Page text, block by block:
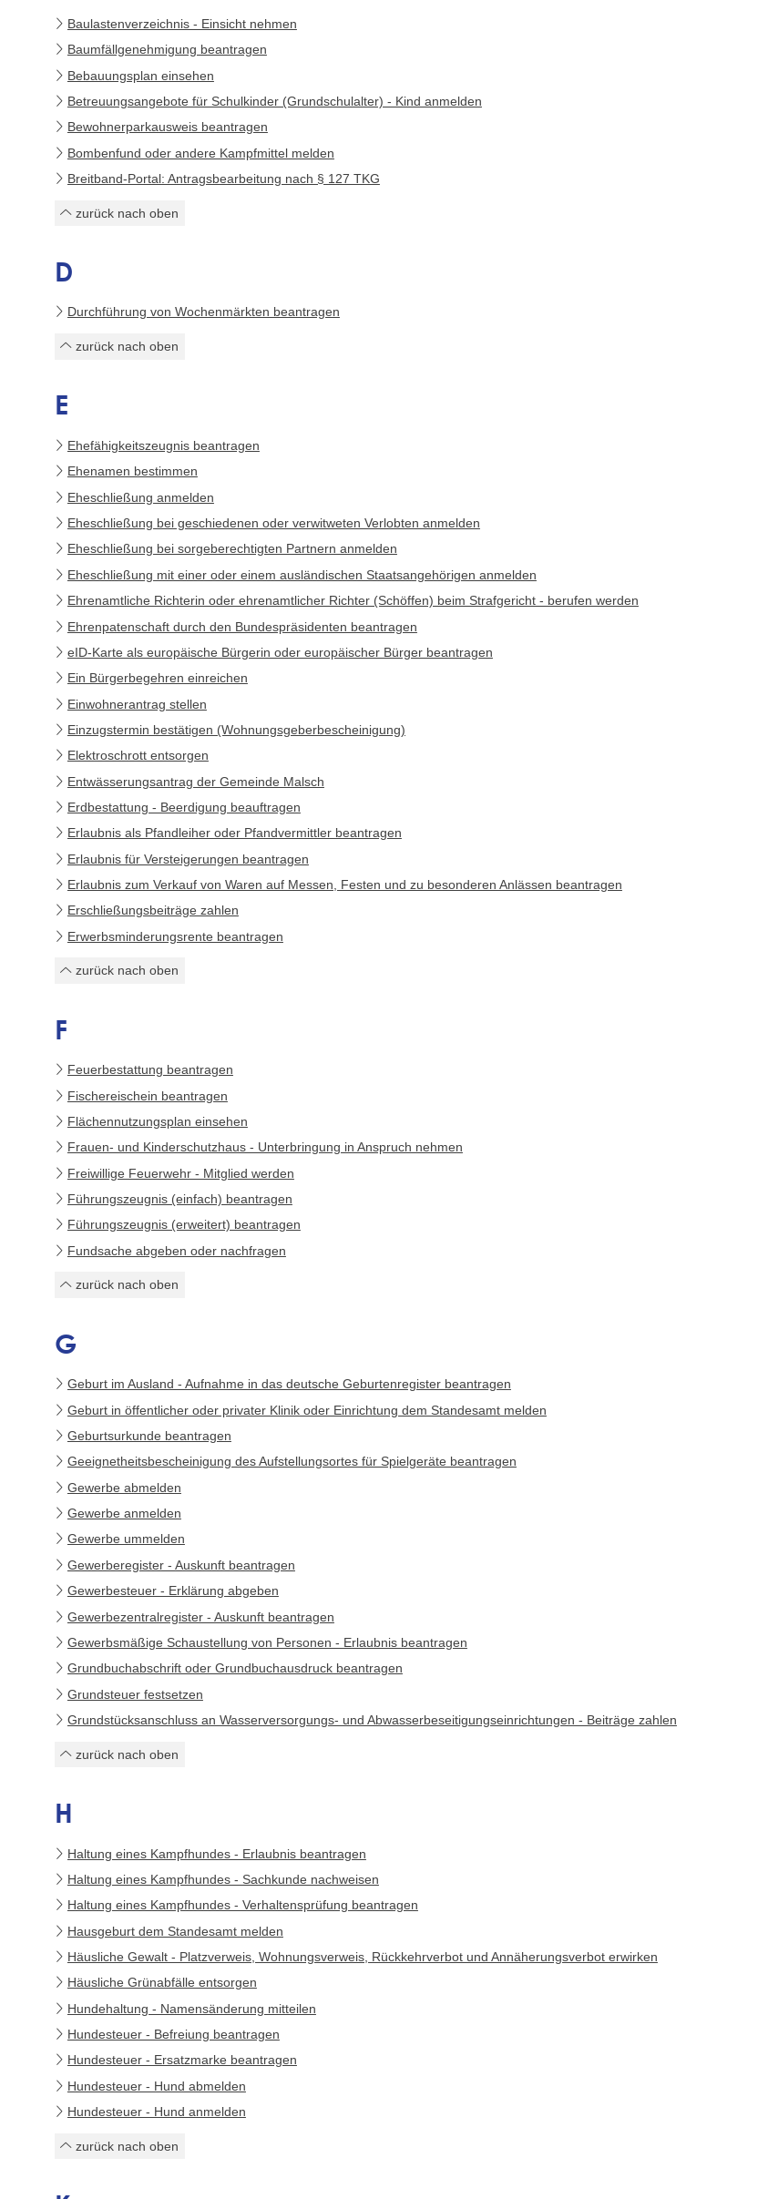
Baulastenverzeichnis - Einsicht nehmen
Baumfällgenehmigung beantragen
Bebauungsplan einsehen
Betreuungsangebote für Schulkinder (Grundschulalter) - Kind anmelden
Bewohnerparkausweis beantragen
Bombenfund oder andere Kampfmittel melden
Breitband-Portal: Antragsbearbeitung nach § 127 TKG
zurück nach oben
D
Durchführung von Wochenmärkten beantragen
zurück nach oben
E
Ehefähigkeitszeugnis beantragen
Ehenamen bestimmen
Eheschließung anmelden
Eheschließung bei geschiedenen oder verwitweten Verlobten anmelden
Eheschließung bei sorgeberechtigten Partnern anmelden
Eheschließung mit einer oder einem ausländischen Staatsangehörigen anmelden
Ehrenamtliche Richterin oder ehrenamtlicher Richter (Schöffen) beim Strafgericht - berufen werden
Ehrenpatenschaft durch den Bundespräsidenten beantragen
eID-Karte als europäische Bürgerin oder europäischer Bürger beantragen
Ein Bürgerbegehren einreichen
Einwohnerantrag stellen
Einzugstermin bestätigen (Wohnungsgeberbescheinigung)
Elektroschrott entsorgen
Entwässerungsantrag der Gemeinde Malsch
Erdbestattung - Beerdigung beauftragen
Erlaubnis als Pfandleiher oder Pfandvermittler beantragen
Erlaubnis für Versteigerungen beantragen
Erlaubnis zum Verkauf von Waren auf Messen, Festen und zu besonderen Anlässen beantragen
Erschließungsbeiträge zahlen
Erwerbsminderungsrente beantragen
zurück nach oben
F
Feuerbestattung beantragen
Fischereischein beantragen
Flächennutzungsplan einsehen
Frauen- und Kinderschutzhaus - Unterbringung in Anspruch nehmen
Freiwillige Feuerwehr - Mitglied werden
Führungszeugnis (einfach) beantragen
Führungszeugnis (erweitert) beantragen
Fundsache abgeben oder nachfragen
zurück nach oben
G
Geburt im Ausland - Aufnahme in das deutsche Geburtenregister beantragen
Geburt in öffentlicher oder privater Klinik oder Einrichtung dem Standesamt melden
Geburtsurkunde beantragen
Geeignetheitsbescheinigung des Aufstellungsortes für Spielgeräte beantragen
Gewerbe abmelden
Gewerbe anmelden
Gewerbe ummelden
Gewerberegister - Auskunft beantragen
Gewerbesteuer - Erklärung abgeben
Gewerbezentralregister - Auskunft beantragen
Gewerbsmäßige Schaustellung von Personen - Erlaubnis beantragen
Grundbuchabschrift oder Grundbuchausdruck beantragen
Grundsteuer festsetzen
Grundstücksanschluss an Wasserversorgungs- und Abwasserbeseitigungseinrichtungen - Beiträge zahlen
zurück nach oben
H
Haltung eines Kampfhundes - Erlaubnis beantragen
Haltung eines Kampfhundes - Sachkunde nachweisen
Haltung eines Kampfhundes - Verhaltensprüfung beantragen
Hausgeburt dem Standesamt melden
Häusliche Gewalt - Platzverweis, Wohnungsverweis, Rückkehrverbot und Annäherungsverbot erwirken
Häusliche Grünabfälle entsorgen
Hundehaltung - Namensänderung mitteilen
Hundesteuer - Befreiung beantragen
Hundesteuer - Ersatzmarke beantragen
Hundesteuer - Hund abmelden
Hundesteuer - Hund anmelden
zurück nach oben